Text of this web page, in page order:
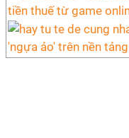
tiền thuế từ game
'ngựa ảo' trên nền